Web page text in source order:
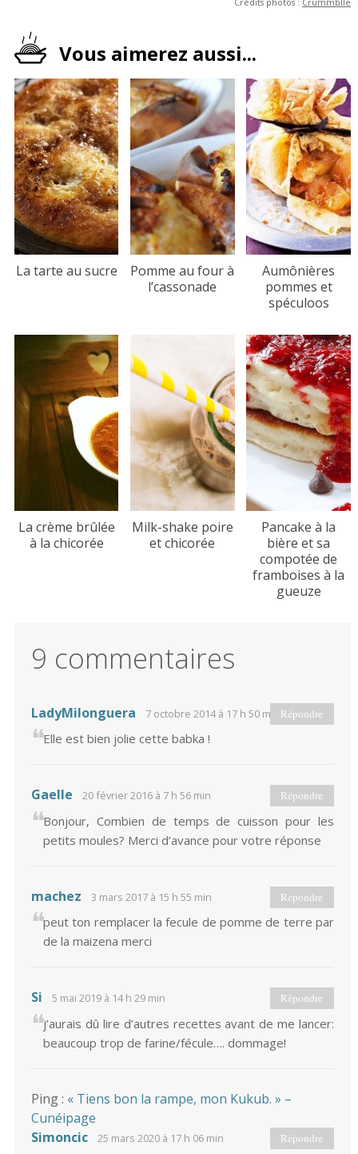
Vous aimerez aussi...
La tarte au sucre
Pomme au four à
l’cassonade
Aumônières
pommes et
spéculoos
La crème brûlée
à la chicorée
Milk-shake poire
et chicorée
Pancake à la
bière et sa
compotée de
framboises à la
gueuze
9 commentaires
LadyMilonguera 7 octobre 2014 à 17 h 50 min
Elle est bien jolie cette babka !
Répondre
Gaelle 20 février 2016 à 7 h 56 min
Bonjour, Combien de temps de cuisson pour les
petits moules? Merci d’avance pour votre réponse
Répondre
machez 3 mars 2017 à 15 h 55 min
peut ton remplacer la fecule de pomme de terre par
de la maizena merci
Répondre
Si 5 mai 2019 à 14 h 29 min
j’aurais dû lire d’autres recettes avant de me lancer:
beaucoup trop de farine/fécule…. dommage!
Répondre
Ping : « Tiens bon la rampe, mon Kukub. » –
Cunéipage
Simoncic
25 mars 2020 à 17 h 06 min Répondre